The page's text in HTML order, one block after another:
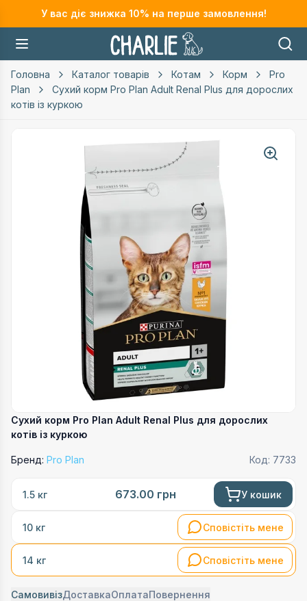
У вас діє знижка 10% на перше замовлення!
Головна Каталог товарів Котам Корм
Pro
Plan
Сухий корм Pro Plan Adult Renal Plus для дорослих
котів із куркою
Сухий корм Pro Plan Adult Renal Plus для дорослих
котів із куркою
Бренд: Pro Plan Код: 7733
1.5 кг 673.00 грн У кошик
10 кг Сповістіть мене
14 кг Сповістіть мене
СамовивізДоставкаОплатаПовернення